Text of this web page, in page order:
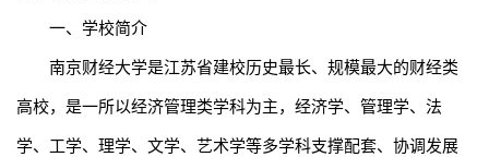
一、学校简介
南京财经大学是江苏省建校历史最长、规模最大的财经类
高校，是一所以经济管理类学科为主，经济学、管理学、法
学、工学、理学、文学、艺术学等多学科支撑配套、协调发展